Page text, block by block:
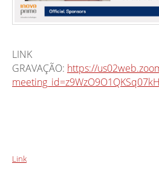
LINK
GRAVAÇÃO: https://
Link